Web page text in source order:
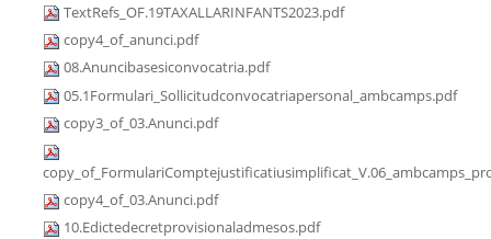
TextRefs_OF.19TAXALLARINFANTS2023.pdf
copy4_of_anunci.pdf
08.Anuncibasesiconvocatria.pdf
05.1Formulari_Sollicitudconvocatriapersonal_ambcamps.pdf
copy3_of_03.Anunci.pdf
copy4_of_03.Anunci.pdf
10.Edictedecretprovisionaladmesos.pdf